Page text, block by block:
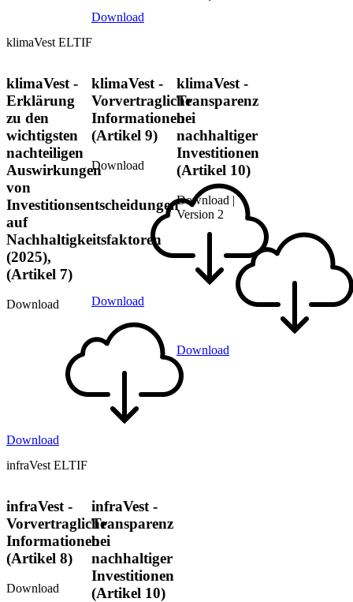
Download
klimaVest ELTIF
klimaVest -
Erklärung
zu den
wichtigsten
nachteiligen
Auswirkungen
von
Investitionsentscheidungen
auf
Nachhaltigkeitsfaktoren
(2025),
(Artikel 7)
Download
Download
klimaVest -
Vorvertragliche
Informationen
(Artikel 9)
Download
Download
klimaVest -
Transparenz
bei
nachhaltiger
Investitionen
(Artikel 10)
Download |
Version 2
Download
infraVest ELTIF
infraVest -
Vorvertragliche
Informationen
(Artikel 8)
Download
infraVest -
Transparenz
bei
nachhaltiger
Investitionen
(Artikel 10)